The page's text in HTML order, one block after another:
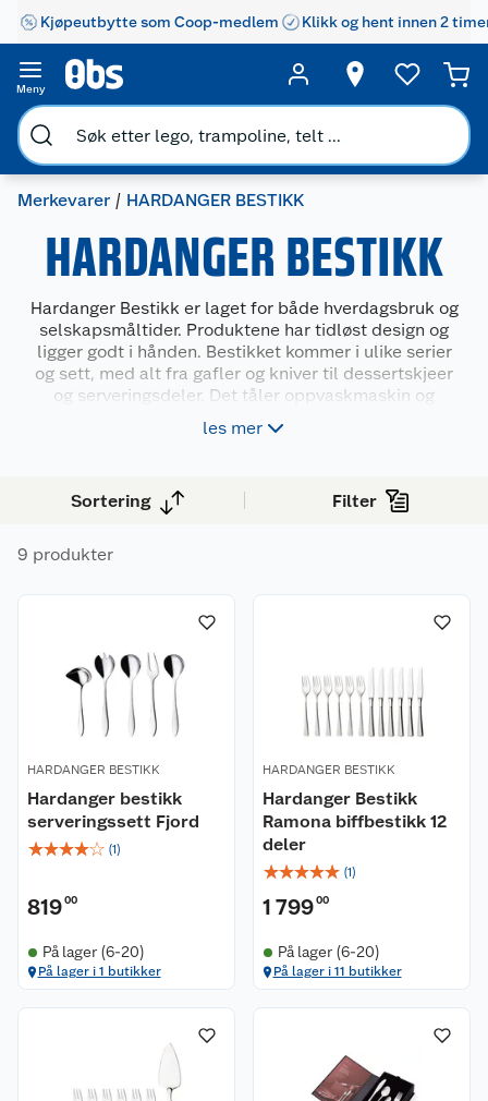
Kjøpeutbytte som Coop-medlem Klikk og hent innen 2
Meny
Merkevarer HARDANGER BESTIKK
HARDANGER BESTIKK
Hardanger Bestikk er laget for både hverdagsbruk og
selskapsmåltider. Produktene har tidløst design og
ligger godt i hånden. Bestikket kommer i ulike serier
og sett, med alt fra gafler og kniver til dessertskjeer
og serveringsdeler. Det tåler oppvaskmaskin og
passer godt inn i ulike typer borddekking. Hardanger
Bestikk er et praktisk valg for deg som ønsker solide
les mer
Sortering Filter
9 produkter
HARDANGER BESTIKK
Hardanger bestikk
serveringssett Fjord
☆☆☆☆☆ (1)
81900
På lager (6-20)
På lager i 1 butikker
HARDANGER BESTIKK
Hardanger Bestikk
Ramona biffbestikk 12
deler
☆☆☆☆☆ (1)
1 79900
På lager (6-20)
På lager i 11 butikker